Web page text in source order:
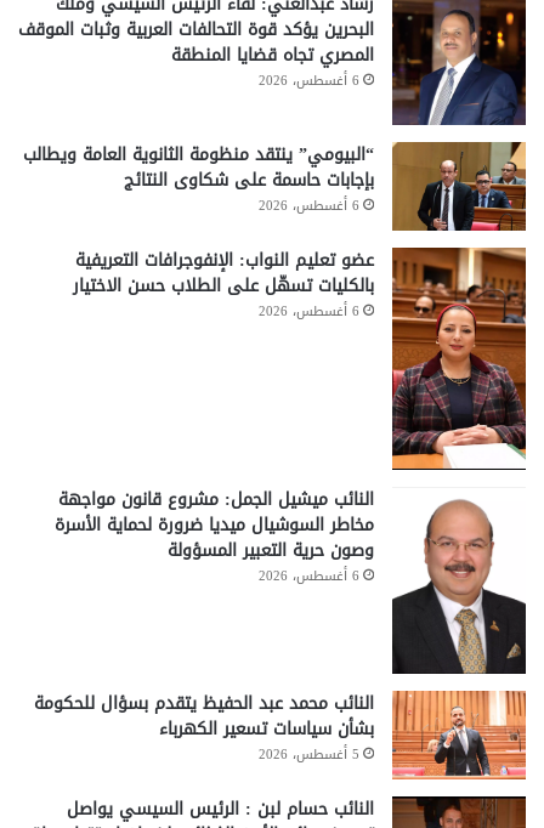
البحرين يؤكد قوة التحالفات العربية وثبات الموقف
المصري تجاه قضايا المنطقة
6 أغسطس، 2026
“البيومي” ينتقد منظومة الثانوية العامة ويطالب
بإجابات حاسمة على شكاوى النتائج
6 أغسطس، 2026
عضو تعليم النواب: الإنفوجرافات التعريفية
بالكليات تسهّل على الطلاب حسن الاختيار
6 أغسطس، 2026
النائب ميشيل الجمل: مشروع قانون مواجهة
مخاطر السوشيال ميديا ضرورة لحماية الأسرة
وصون حرية التعبير المسؤولة
6 أغسطس، 2026
النائب محمد عبد الحفيظ يتقدم بسؤال للحكومة
بشأن سياسات تسعير الكهرباء
5 أغسطس، 2026
النائب حسام لبن : الرئيس السيسي يواصل